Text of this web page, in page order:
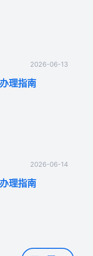
2026-06-13
理指南
2026-06-14
理指南